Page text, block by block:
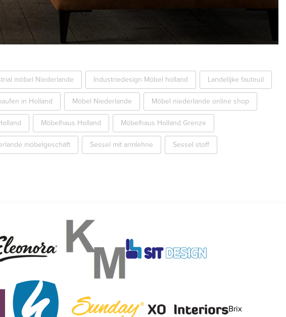
möbel Niederlande Industriedesign Möbel holland Landelijke fauteuil
in Holland Möbel Niederlande Möbel niederlande online shop
Möbelhaus Holland Möbelhaus Holland Grenze
möbelgeschäft Sessel mit armlehne Sessel stoff
Brix